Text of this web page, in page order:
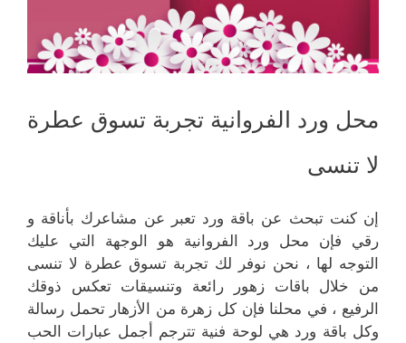
محل ورد الفروانية تجربة تسوق عطرة
لا تنسى
إن كنت تبحث عن باقة ورد تعبر عن مشاعرك بأناقة و
رقي فإن محل ورد الفروانية هو الوجهة التي عليك
التوجه لها ، نحن نوفر لك تجربة تسوق عطرة لا تنسى
من خلال باقات زهور رائعة وتنسيقات تعكس ذوقك
الرفيع ، في محلنا فإن كل زهرة من الأزهار تحمل رسالة
وكل باقة ورد هي لوحة فنية تترجم أجمل عبارات الحب